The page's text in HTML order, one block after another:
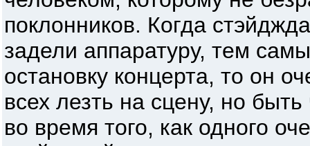
поклонников. Когда
задели аппаратуру, тем
остановку концерта, то он
всех лезть на сцену, но
во время того, как одного